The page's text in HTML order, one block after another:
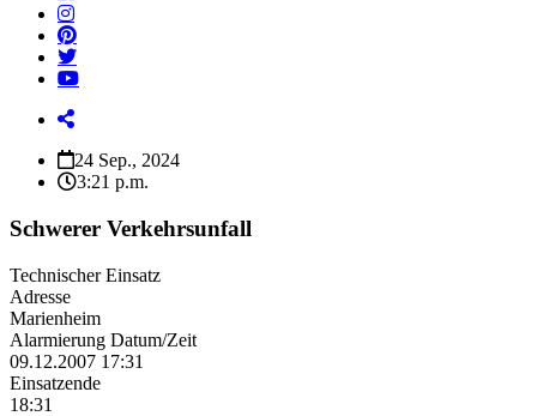
24 Sep., 2024
3:21 p.m.
Schwerer Verkehrsunfall
Technischer Einsatz
Adresse
Marienheim
Alarmierung Datum/Zeit
09.12.2007 17:31
Einsatzende
18:31